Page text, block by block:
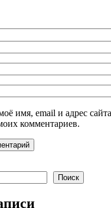
имя, email и адрес
комментариев.
Поиск